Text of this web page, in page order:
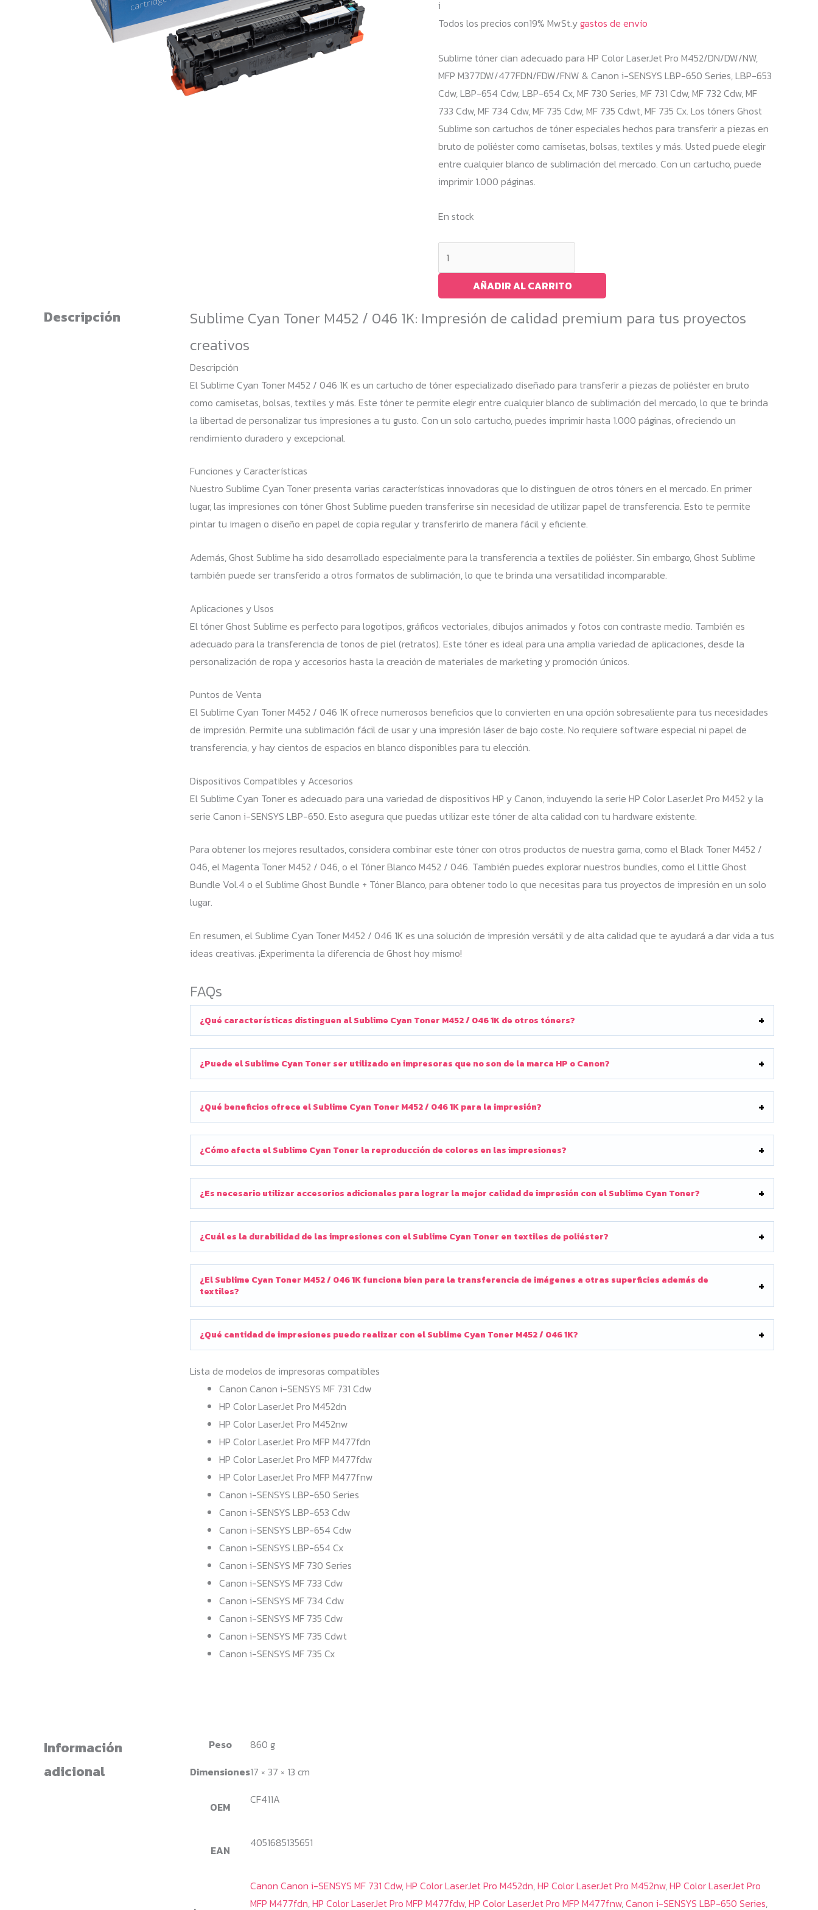
i
Todos los precios con19% MwSt.ygastos de envío
Sublime tóner cian adecuado para HP Color LaserJet Pro M452/DN/DW/NW,
MFP M377DW/477FDN/FDW/FNW & Canon i-SENSYS LBP-650 Series, LBP-653
Cdw, LBP-654 Cdw, LBP-654 Cx, MF 730 Series, MF 731 Cdw, MF 732 Cdw, MF
733 Cdw, MF 734 Cdw, MF 735 Cdw, MF 735 Cdwt, MF 735 Cx. Los tóners Ghost
Sublime son cartuchos de tóner especiales hechos para transferir a piezas en
bruto de poliéster como camisetas, bolsas, textiles y más. Usted puede elegir
entre cualquier blanco de sublimación del mercado. Con un cartucho, puede
imprimir 1.000 páginas.
En stock
M452
1K
cantidad
AÑADIR AL CARRITO
Descripción
Sublime Cyan Toner M452 / 046 1K: Impresión de calidad premium para tus proyectos
creativos
Descripción
El Sublime Cyan Toner M452 / 046 1K es un cartucho de tóner especializado diseñado para transferir a piezas de poliéster en bruto
como camisetas, bolsas, textiles y más. Este tóner te permite elegir entre cualquier blanco de sublimación del mercado, lo que te brinda
la libertad de personalizar tus impresiones a tu gusto. Con un solo cartucho, puedes imprimir hasta 1.000 páginas, ofreciendo un
rendimiento duradero y excepcional.
Funciones y Características
Nuestro Sublime Cyan Toner presenta varias características innovadoras que lo distinguen de otros tóners en el mercado. En primer
lugar, las impresiones con tóner Ghost Sublime pueden transferirse sin necesidad de utilizar papel de transferencia. Esto te permite
pintar tu imagen o diseño en papel de copia regular y transferirlo de manera fácil y eficiente.
Además, Ghost Sublime ha sido desarrollado especialmente para la transferencia a textiles de poliéster. Sin embargo, Ghost Sublime
también puede ser transferido a otros formatos de sublimación, lo que te brinda una versatilidad incomparable.
Aplicaciones y Usos
El tóner Ghost Sublime es perfecto para logotipos, gráficos vectoriales, dibujos animados y fotos con contraste medio. También es
adecuado para la transferencia de tonos de piel (retratos). Este tóner es ideal para una amplia variedad de aplicaciones, desde la
personalización de ropa y accesorios hasta la creación de materiales de marketing y promoción únicos.
Puntos de Venta
El Sublime Cyan Toner M452 / 046 1K ofrece numerosos beneficios que lo convierten en una opción sobresaliente para tus necesidades
de impresión. Permite una sublimación fácil de usar y una impresión láser de bajo coste. No requiere software especial ni papel de
transferencia, y hay cientos de espacios en blanco disponibles para tu elección.
Dispositivos Compatibles y Accesorios
El Sublime Cyan Toner es adecuado para una variedad de dispositivos HP y Canon, incluyendo la serie HP Color LaserJet Pro M452 y la
serie Canon i-SENSYS LBP-650. Esto asegura que puedas utilizar este tóner de alta calidad con tu hardware existente.
Para obtener los mejores resultados, considera combinar este tóner con otros productos de nuestra gama, como el Black Toner M452 /
046, el Magenta Toner M452 / 046, o el Tóner Blanco M452 / 046. También puedes explorar nuestros bundles, como el Little Ghost
Bundle Vol.4 o el Sublime Ghost Bundle + Tóner Blanco, para obtener todo lo que necesitas para tus proyectos de impresión en un solo
lugar.
En resumen, el Sublime Cyan Toner M452 / 046 1K es una solución de impresión versátil y de alta calidad que te ayudará a dar vida a tus
ideas creativas. ¡Experimenta la diferencia de Ghost hoy mismo!
FAQs
¿Qué características distinguen al Sublime Cyan Toner M452 / 046 1K de otros tóners?
¿Puede el Sublime Cyan Toner ser utilizado en impresoras que no son de la marca HP o Canon?
¿Qué beneficios ofrece el Sublime Cyan Toner M452 / 046 1K para la impresión?
¿Cómo afecta el Sublime Cyan Toner la reproducción de colores en las impresiones?
¿Es necesario utilizar accesorios adicionales para lograr la mejor calidad de impresión con el Sublime Cyan Toner?
¿Cuál es la durabilidad de las impresiones con el Sublime Cyan Toner en textiles de poliéster?
¿El Sublime Cyan Toner M452 / 046 1K funciona bien para la transferencia de imágenes a otras superficies además de
textiles?
¿Qué cantidad de impresiones puedo realizar con el Sublime Cyan Toner M452 / 046 1K?
Lista de modelos de impresoras compatibles
Canon Canon i-SENSYS MF 731 Cdw
HP Color LaserJet Pro M452dn
HP Color LaserJet Pro M452nw
HP Color LaserJet Pro MFP M477fdn
HP Color LaserJet Pro MFP M477fdw
HP Color LaserJet Pro MFP M477fnw
Canon i-SENSYS LBP-650 Series
Canon i-SENSYS LBP-653 Cdw
Canon i-SENSYS LBP-654 Cdw
Canon i-SENSYS LBP-654 Cx
Canon i-SENSYS MF 730 Series
Canon i-SENSYS MF 733 Cdw
Canon i-SENSYS MF 734 Cdw
Canon i-SENSYS MF 735 Cdw
Canon i-SENSYS MF 735 Cdwt
Canon i-SENSYS MF 735 Cx
Información
adicional
Peso
860 g
Dimensiones17 × 37 × 13 cm
OEM
CF411A
EAN
4051685135651
Canon Canon i-SENSYS MF 731 Cdw,HP Color LaserJet Pro M452dn,HP Color LaserJet Pro M452nw,HP Color LaserJet Pro
MFP M477fdn,HP Color LaserJet Pro MFP M477fdw,HP Color LaserJet Pro MFP M477fnw,Canon i-SENSYS LBP-650 Series,